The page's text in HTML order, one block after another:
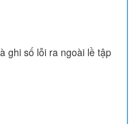
ghi số lỗi ra ngoài lề tập